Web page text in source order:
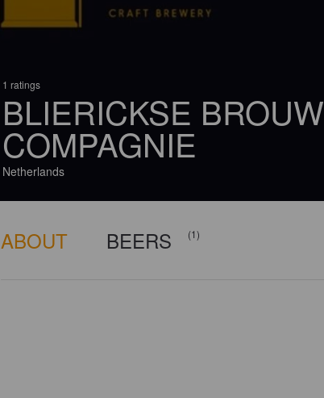
1 ratings
BLIERICKSE BROUW
COMPAGNIE
Netherlands
ABOUT BEERS (1)